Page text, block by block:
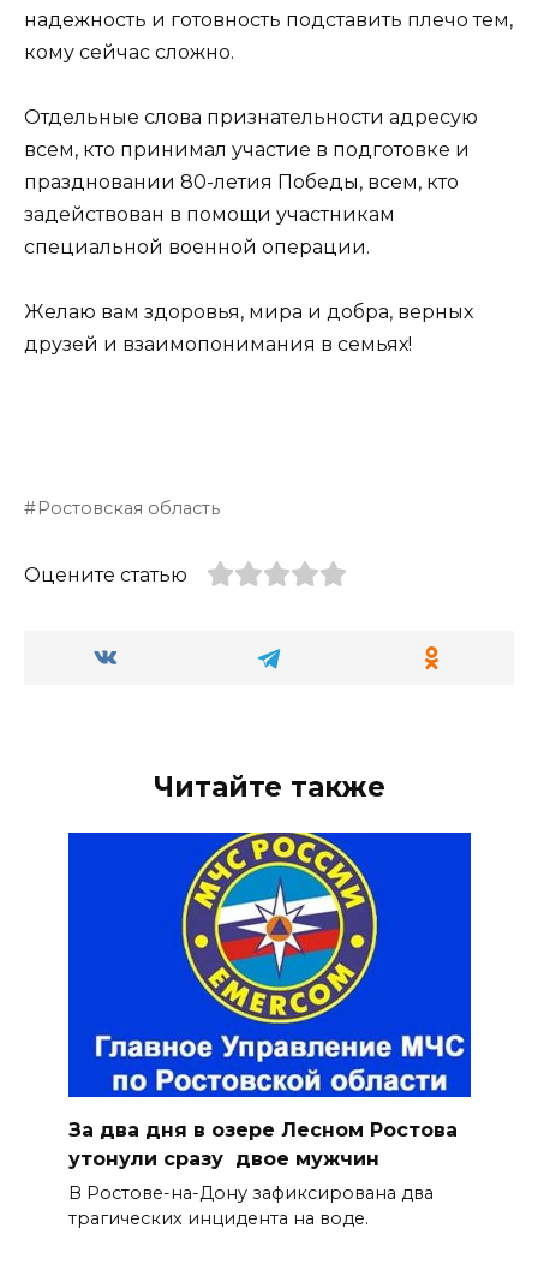
надежность и готовность подставить плечо тем,
кому сейчас сложно.
Отдельные слова признательности адресую
всем, кто принимал участие в подготовке и
праздновании 80-летия Победы, всем, кто
задействован в помощи участникам
специальной военной операции.
Желаю вам здоровья, мира и добра, верных
друзей и взаимопонимания в семьях!
Ростовская область
Оцените статью
Читайте также
За два дня в озере Лесном Ростова
утонули сразу двое мужчин
В Ростове-на-Дону зафиксирована два
трагических инцидента на воде.